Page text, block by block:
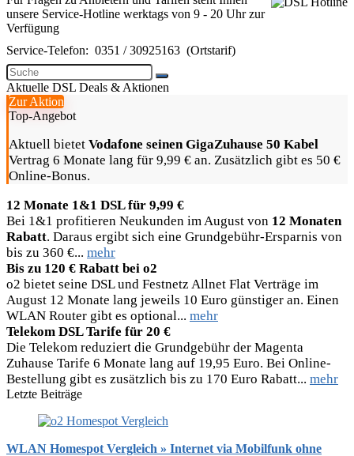
unsere Service-Hotline werktags von 9 - 20 Uhr zur
Verfügung
Service-Telefon: 0351 / 30925163 (Ortstarif)
Aktuelle DSL Deals & Aktionen
Zur Aktion
Top-Angebot
Aktuell bietet Vodafone seinen GigaZuhause 50 Kabel
Vertrag 6 Monate lang für 9,99 € an. Zusätzlich gibt es 50 €
Online-Bonus.
12 Monate 1&1 DSL für 9,99 €
Bei 1&1 profitieren Neukunden im August von 12 Monaten
Rabatt. Daraus ergibt sich eine Grundgebühr-Ersparnis von
bis zu 360 €... mehr
Bis zu 120 € Rabatt bei o2
o2 bietet seine DSL und Festnetz Allnet Flat Verträge im
August 12 Monate lang jeweils 10 Euro günstiger an. Einen
WLAN Router gibt es optional... mehr
Telekom DSL Tarife für 20 €
Die Telekom reduziert die Grundgebühr der Magenta
Zuhause Tarife 6 Monate lang auf 19,95 Euro. Bei Online-
Bestellung gibt es zusätzlich bis zu 170 Euro Rabatt... mehr
Letzte Beiträge
WLAN Homespot Vergleich » Internet via Mobilfunk ohne